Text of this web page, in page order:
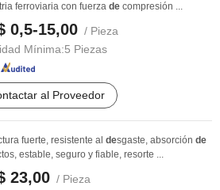
ferroviaria con fuerza de compresión ...
0,5-15,00 / Pieza
Mínima:5 Piezas
al Proveedor
fuerte, resistente al desgaste, absorción de
estable, seguro y fiable, resorte ...
23,00 / Pieza